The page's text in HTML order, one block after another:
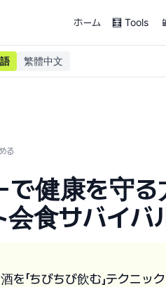
ホーム 🧮 Tools
繁體中文
る
で健康を守
会食サバイバ
を「ちびちび飲む」テクニ